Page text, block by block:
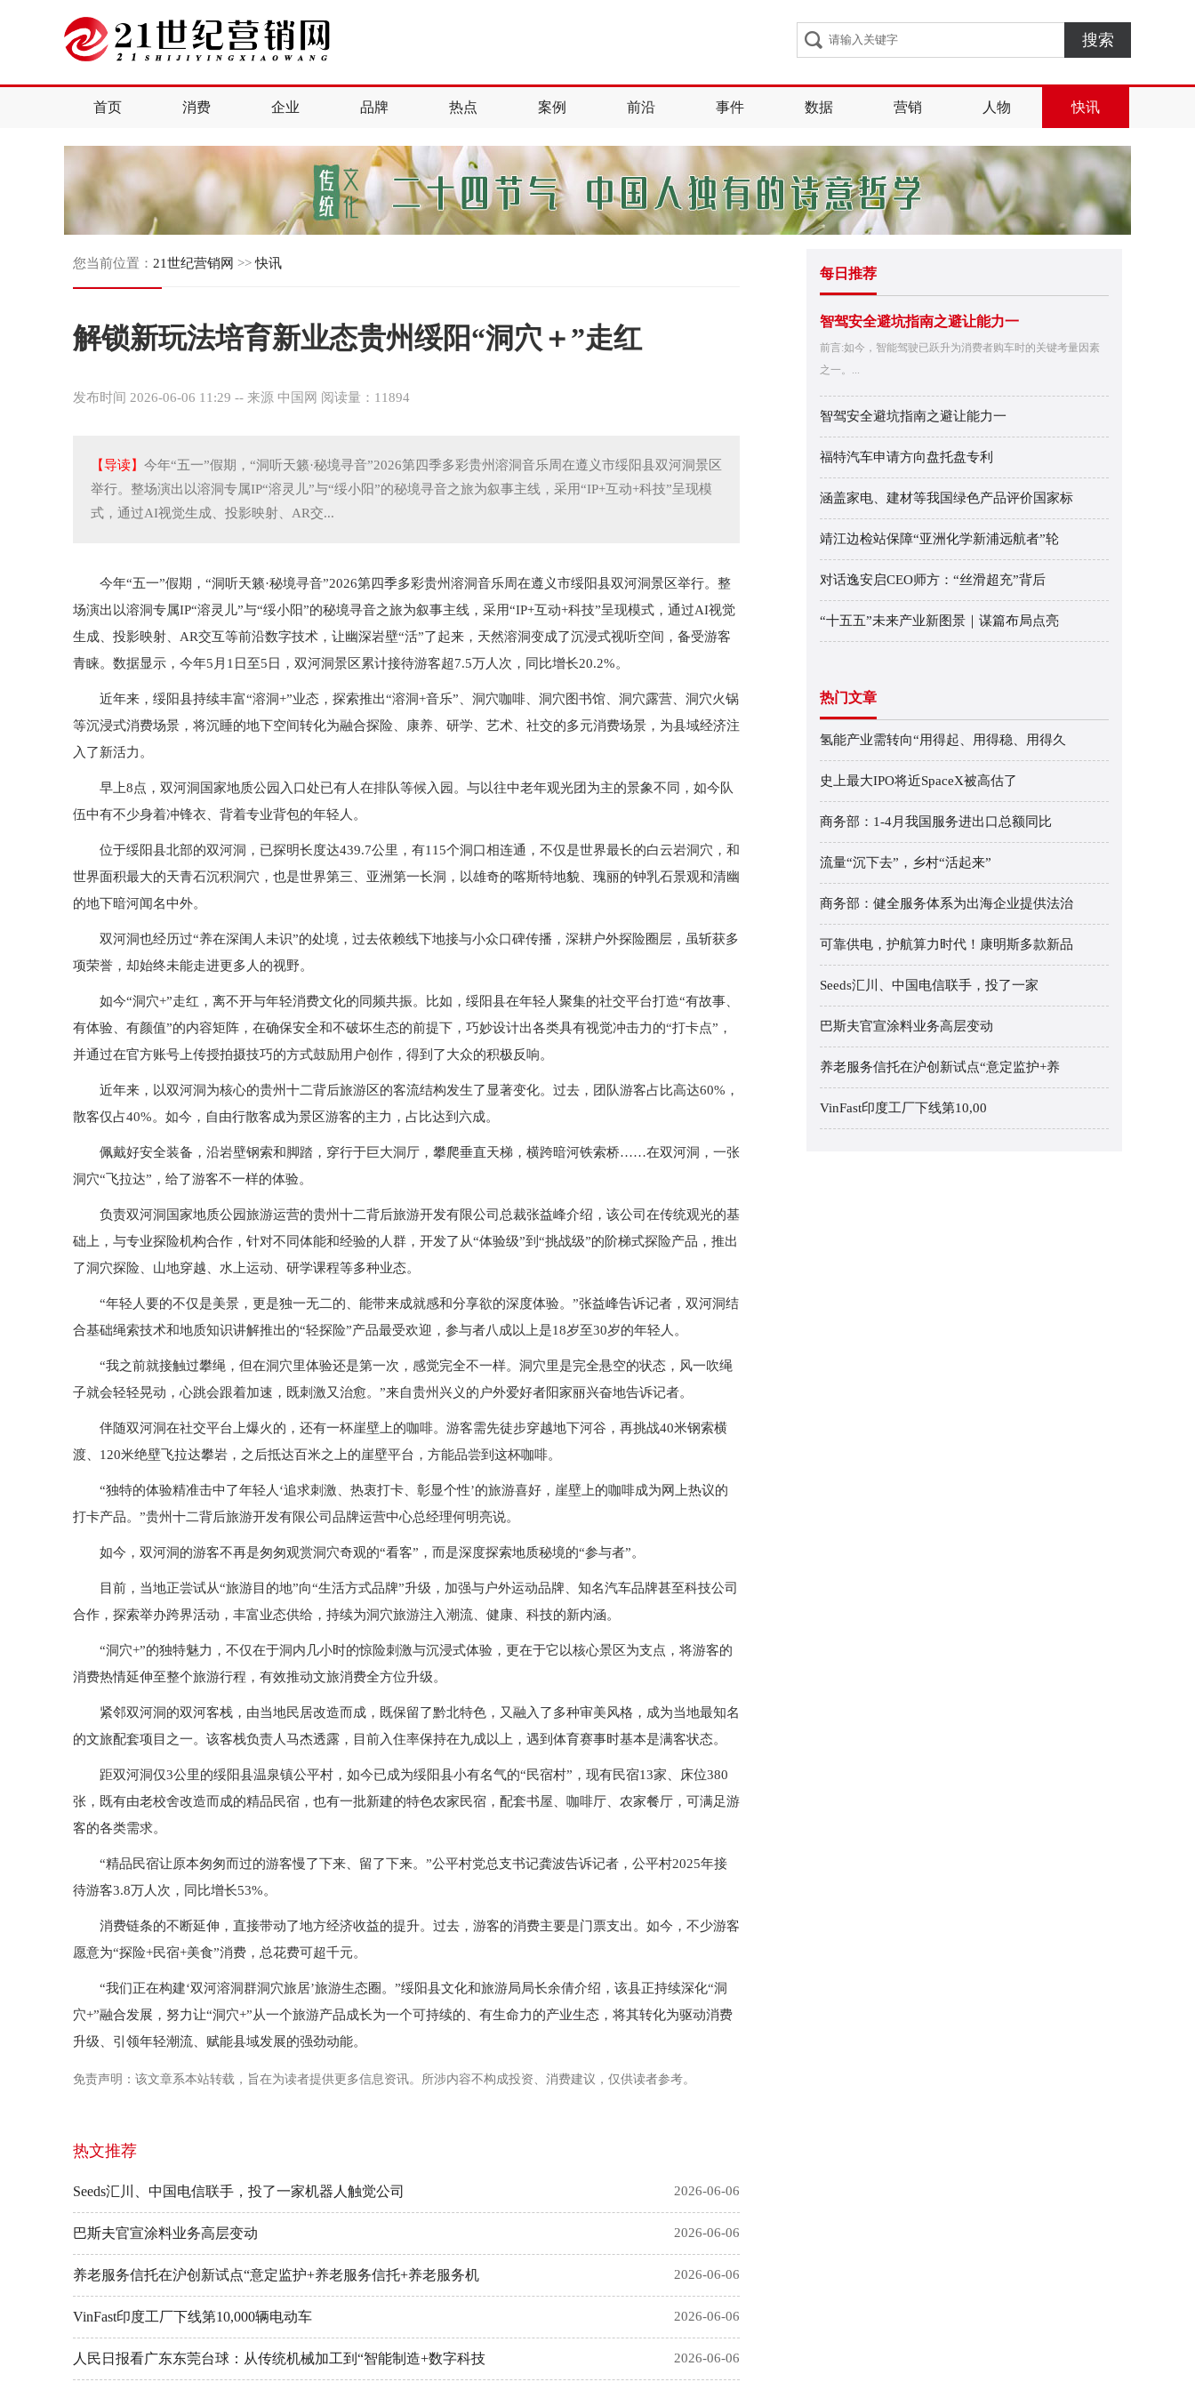
搜索
首页 消费 企业 品牌 热点 案例 前沿 事件 数据 营销 人物 快讯
您当前位置： 21世纪营销网 >>快讯
解锁新玩法培育新业态贵州绥阳“洞穴＋”走红
发布时间 2026-06-06 11:29 -- 来源 中国网 阅读量：11894
【导读】 今年“五一”假期，“洞听天籁·秘境寻音”2026第四季多彩贵州溶洞音乐周在遵义市绥阳县双河洞景区
举行。整场演出以溶洞专属IP“溶灵儿”与“绥小阳”的秘境寻音之旅为叙事主线，采用“IP+互动+科技”呈现模
式，通过AI视觉生成、投影映射、AR交...
今年“五一”假期，“洞听天籁·秘境寻音”2026第四季多彩贵州溶洞音乐周在遵义市绥阳县双河洞景区举行。整
场演出以溶洞专属IP“溶灵儿”与“绥小阳”的秘境寻音之旅为叙事主线，采用“IP+互动+科技”呈现模式，通过AI视觉
生成、投影映射、AR交互等前沿数字技术，让幽深岩壁“活”了起来，天然溶洞变成了沉浸式视听空间，备受游客
青睐。数据显示，今年5月1日至5日，双河洞景区累计接待游客超7.5万人次，同比增长20.2%。
近年来，绥阳县持续丰富“溶洞+”业态，探索推出“溶洞+音乐”、洞穴咖啡、洞穴图书馆、洞穴露营、洞穴火锅
等沉浸式消费场景，将沉睡的地下空间转化为融合探险、康养、研学、艺术、社交的多元消费场景，为县域经济注
入了新活力。
早上8点，双河洞国家地质公园入口处已有人在排队等候入园。与以往中老年观光团为主的景象不同，如今队
伍中有不少身着冲锋衣、背着专业背包的年轻人。
位于绥阳县北部的双河洞，已探明长度达439.7公里，有115个洞口相连通，不仅是世界最长的白云岩洞穴，和
世界面积最大的天青石沉积洞穴，也是世界第三、亚洲第一长洞，以雄奇的喀斯特地貌、瑰丽的钟乳石景观和清幽
的地下暗河闻名中外。
双河洞也经历过“养在深闺人未识”的处境，过去依赖线下地接与小众口碑传播，深耕户外探险圈层，虽斩获多
项荣誉，却始终未能走进更多人的视野。
如今“洞穴+”走红，离不开与年轻消费文化的同频共振。比如，绥阳县在年轻人聚集的社交平台打造“有故事、
有体验、有颜值”的内容矩阵，在确保安全和不破坏生态的前提下，巧妙设计出各类具有视觉冲击力的“打卡点”，
并通过在官方账号上传授拍摄技巧的方式鼓励用户创作，得到了大众的积极反响。
近年来，以双河洞为核心的贵州十二背后旅游区的客流结构发生了显著变化。过去，团队游客占比高达60%，
散客仅占40%。如今，自由行散客成为景区游客的主力，占比达到六成。
佩戴好安全装备，沿岩壁钢索和脚踏，穿行于巨大洞厅，攀爬垂直天梯，横跨暗河铁索桥……在双河洞，一张
洞穴“飞拉达”，给了游客不一样的体验。
负责双河洞国家地质公园旅游运营的贵州十二背后旅游开发有限公司总裁张益峰介绍，该公司在传统观光的基
础上，与专业探险机构合作，针对不同体能和经验的人群，开发了从“体验级”到“挑战级”的阶梯式探险产品，推出
了洞穴探险、山地穿越、水上运动、研学课程等多种业态。
“年轻人要的不仅是美景，更是独一无二的、能带来成就感和分享欲的深度体验。”张益峰告诉记者，双河洞结
合基础绳索技术和地质知识讲解推出的“轻探险”产品最受欢迎，参与者八成以上是18岁至30岁的年轻人。
“我之前就接触过攀绳，但在洞穴里体验还是第一次，感觉完全不一样。洞穴里是完全悬空的状态，风一吹绳
子就会轻轻晃动，心跳会跟着加速，既刺激又治愈。”来自贵州兴义的户外爱好者阳家丽兴奋地告诉记者。
伴随双河洞在社交平台上爆火的，还有一杯崖壁上的咖啡。游客需先徒步穿越地下河谷，再挑战40米钢索横
渡、120米绝壁飞拉达攀岩，之后抵达百米之上的崖壁平台，方能品尝到这杯咖啡。
“独特的体验精准击中了年轻人‘追求刺激、热衷打卡、彰显个性’的旅游喜好，崖壁上的咖啡成为网上热议的
打卡产品。”贵州十二背后旅游开发有限公司品牌运营中心总经理何明亮说。
如今，双河洞的游客不再是匆匆观赏洞穴奇观的“看客”，而是深度探索地质秘境的“参与者”。
目前，当地正尝试从“旅游目的地”向“生活方式品牌”升级，加强与户外运动品牌、知名汽车品牌甚至科技公司
合作，探索举办跨界活动，丰富业态供给，持续为洞穴旅游注入潮流、健康、科技的新内涵。
“洞穴+”的独特魅力，不仅在于洞内几小时的惊险刺激与沉浸式体验，更在于它以核心景区为支点，将游客的
消费热情延伸至整个旅游行程，有效推动文旅消费全方位升级。
紧邻双河洞的双河客栈，由当地民居改造而成，既保留了黔北特色，又融入了多种审美风格，成为当地最知名
的文旅配套项目之一。该客栈负责人马杰透露，目前入住率保持在九成以上，遇到体育赛事时基本是满客状态。
距双河洞仅3公里的绥阳县温泉镇公平村，如今已成为绥阳县小有名气的“民宿村”，现有民宿13家、床位380
张，既有由老校舍改造而成的精品民宿，也有一批新建的特色农家民宿，配套书屋、咖啡厅、农家餐厅，可满足游
客的各类需求。
“精品民宿让原本匆匆而过的游客慢了下来、留了下来。”公平村党总支书记龚波告诉记者，公平村2025年接
待游客3.8万人次，同比增长53%。
消费链条的不断延伸，直接带动了地方经济收益的提升。过去，游客的消费主要是门票支出。如今，不少游客
愿意为“探险+民宿+美食”消费，总花费可超千元。
“我们正在构建‘双河溶洞群洞穴旅居’旅游生态圈。”绥阳县文化和旅游局局长余倩介绍，该县正持续深化“洞
穴+”融合发展，努力让“洞穴+”从一个旅游产品成长为一个可持续的、有生命力的产业生态，将其转化为驱动消费
升级、引领年轻潮流、赋能县域发展的强劲动能。
免责声明：该文章系本站转载，旨在为读者提供更多信息资讯。所涉内容不构成投资、消费建议，仅供读者参考。
热文推荐
Seeds汇川、中国电信联手，投了一家机器人触觉公司 2026-06-06
巴斯夫官宣涂料业务高层变动 2026-06-06
养老服务信托在沪创新试点“意定监护+养老服务信托+养老服务机 2026-06-06
VinFast印度工厂下线第10,000辆电动车 2026-06-06
人民日报看广东东莞台球：从传统机械加工到“智能制造+数字科技 2026-06-06
每日推荐
智驾安全避坑指南之避让能力一
前言:如今，智能驾驶已跃升为消费者购车时的关键考量因素
之一。...
智驾安全避坑指南之避让能力一
福特汽车申请方向盘托盘专利
涵盖家电、建材等我国绿色产品评价国家标
靖江边检站保障“亚洲化学新浦远航者”轮
对话逸安启CEO师方：“丝滑超充”背后
“十五五”未来产业新图景｜谋篇布局点亮
热门文章
氢能产业需转向“用得起、用得稳、用得久
史上最大IPO将近SpaceX被高估了
商务部：1-4月我国服务进出口总额同比
流量“沉下去”，乡村“活起来”
商务部：健全服务体系为出海企业提供法治
可靠供电，护航算力时代！康明斯多款新品
Seeds汇川、中国电信联手，投了一家
巴斯夫官宣涂料业务高层变动
养老服务信托在沪创新试点“意定监护+养
VinFast印度工厂下线第10,00